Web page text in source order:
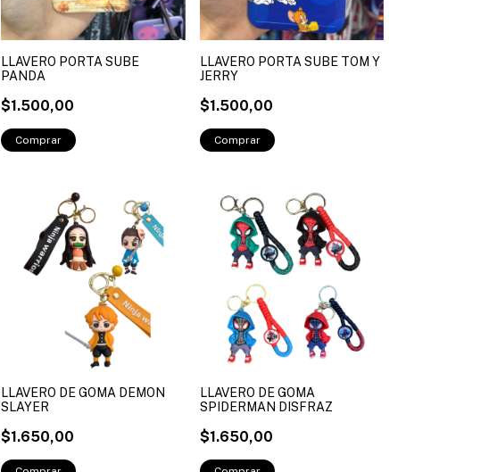
LLAVERO PORTA SUBE
PANDA
$1.500,00
LLAVERO PORTA SUBE TOM Y
JERRY
$1.500,00
LLAVERO DE GOMA DEMON
SLAYER
$1.650,00
LLAVERO DE GOMA
SPIDERMAN DISFRAZ
$1.650,00